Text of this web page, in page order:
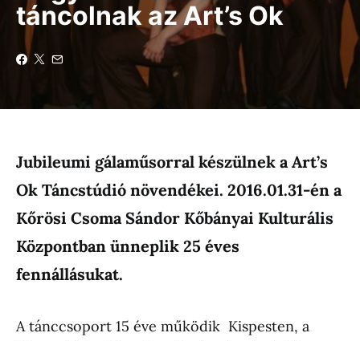
táncolnak az Art’s Ok
Jubileumi gálaműsorral készülnek a Art’s
Ok Táncstúdió növendékei. 2016.01.31-én a
Kőrösi Csoma Sándor Kőbányai Kulturális
Központban ünneplik 25 éves
fennállásukat.
A tánccsoport 15 éve működik Kispesten, a